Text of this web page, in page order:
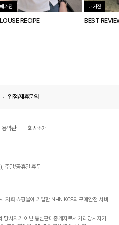
매거진
RECIPE
매거진
BEST
입점/제휴문의
용약관 회사소개
말/공휴일 휴무
대표이사 : 문인식)
호
저희 쇼핑몰에 가입한 NHN KCP의 구매안전 서비
당사자가 아닌 통신판매중개자로서 거래당사자가